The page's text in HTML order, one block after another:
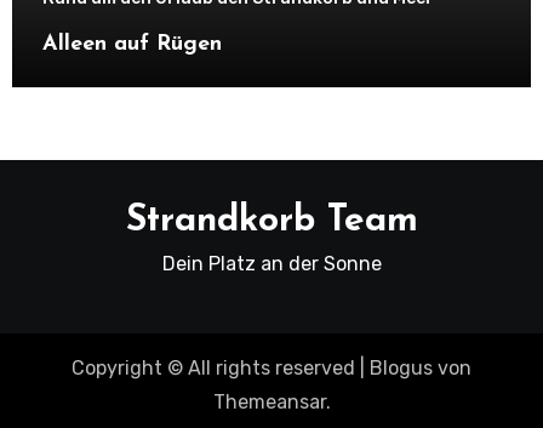
Alleen auf Rügen
Strandkorb Team
Dein Platz an der Sonne
Copyright © All rights reserved Blogus von
Themeansar.